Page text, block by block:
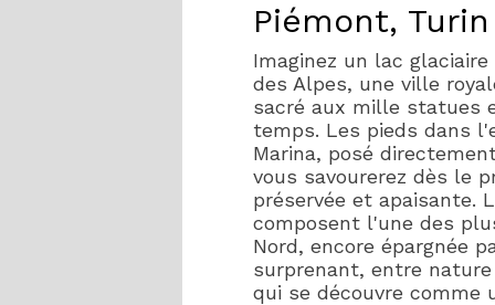
Piémont,
Imaginez un lac
des Alpes, une ville
sacré aux mille statues
temps. Les pieds dans
Marina, posé
vous savourerez dès le
préservée et apaisante.
composent l'une des
Nord, encore épargnée
surprenant, entre
qui se découvre comme